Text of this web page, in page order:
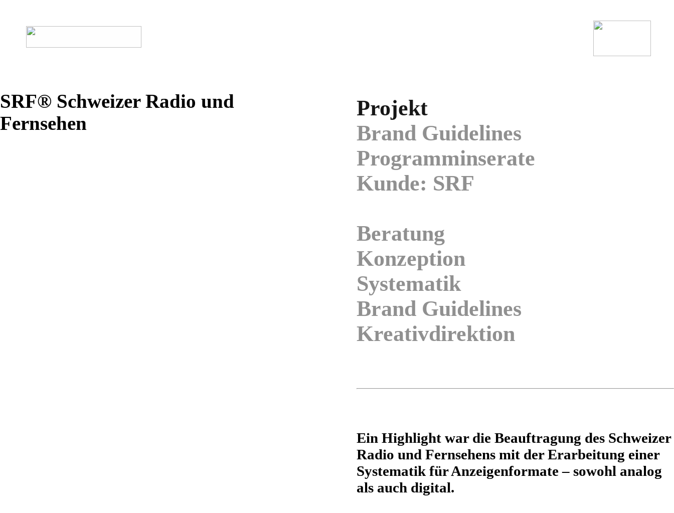
SRF® Schweizer Radio und
Fernsehen
Projekt
Brand Guidelines
Programminserate
Kunde: SRF
Beratung
Konzeption
Systematik
Brand Guidelines
Kreativdirektion
Ein Highlight war die Beauftragung des Schweizer
Radio und Fernsehens mit der Erarbeitung einer
Systematik für Anzeigenformate – sowohl analog
als auch digital.